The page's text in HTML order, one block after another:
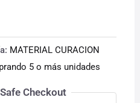
MATERIAL CURACION
5 o más unidades
Checkout